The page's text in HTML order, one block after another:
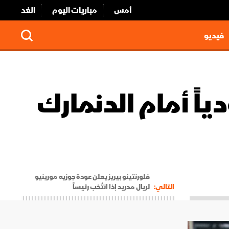
أمس مباريات اليوم
الغد
فيديو
أمام الدنمارك
التالي:
فلورنتينو بيريز يعلن عودة جوزيه مورينيو
لريال مدريد إذا انتُخب رئيساً